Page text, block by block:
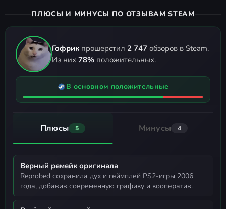
ПЛЮСЫ И МИНУСЫ ПО ОТЗЫВАМ STEAM
Гофрик прошерстил 2 747 обзоров в Steam.
Из них 78% положительных.
В основном положительные
Плюсы 5 Минусы 4
Верный ремейк оригинала
Reprobed сохранила дух и геймплей PS2-игры 2006
года, добавив современную графику и кооператив.